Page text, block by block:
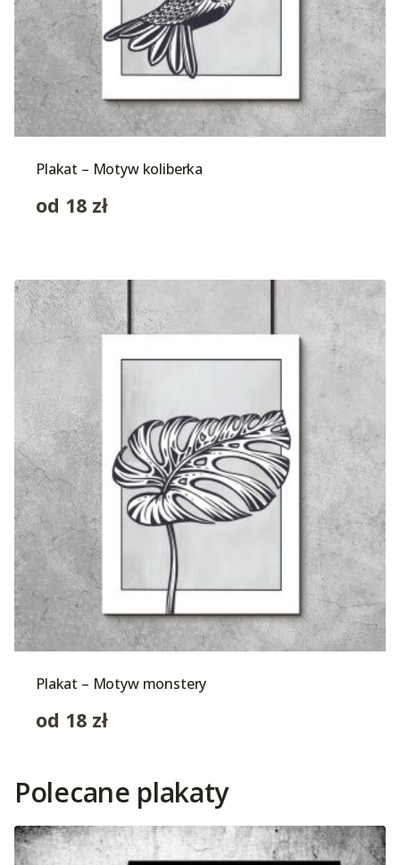
Plakat – Motyw koliberka
od 18 zł
Plakat – Motyw monstery
od 18 zł
Polecane plakaty